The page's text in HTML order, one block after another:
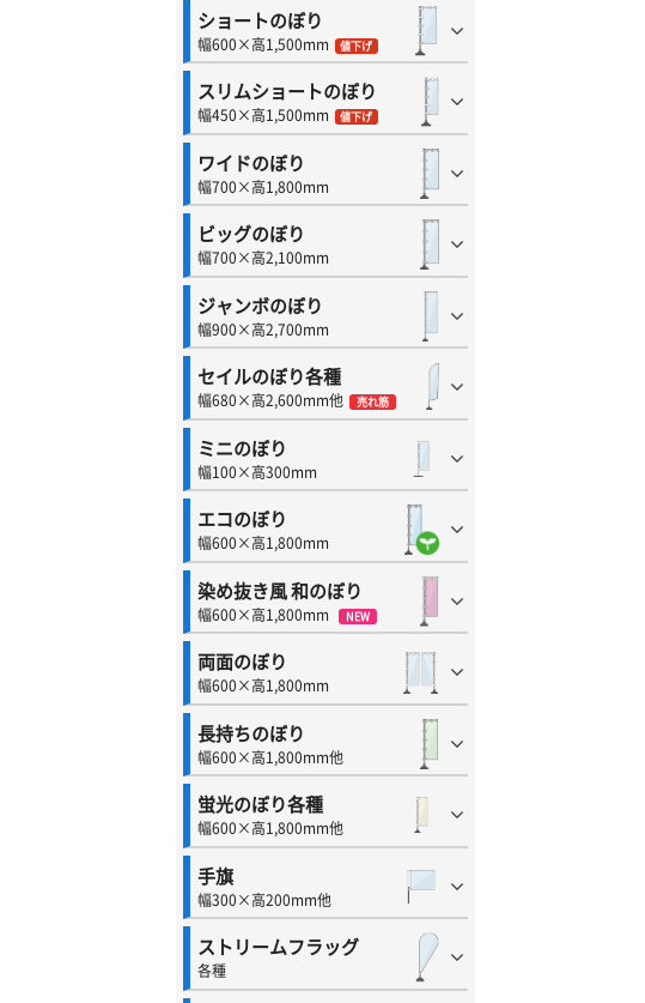
ショートのぼり
幅600×高1,500mm 値下げ
スリムショートのぼり
幅450×高1,500mm 値下げ
ワイドのぼり
幅700×高1,800mm
ビッグのぼり
幅700×高2,100mm
ジャンボのぼり
幅900×高2,700mm
セイルのぼり各種
幅680×高2,600mm他 売れ筋
ミニのぼり
幅100×高300mm
エコのぼり
幅600×高1,800mm
染め抜き風 和のぼり
幅600×高1,800mm NEW
両面のぼり
幅600×高1,800mm
長持ちのぼり
幅600×高1,800mm他
蛍光のぼり各種
幅600×高1,800mm他
手旗
幅300×高200mm他
ストリームフラッグ
各種